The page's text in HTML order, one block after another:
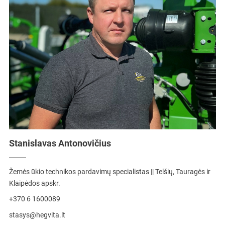
Stanislavas Antonovičius
Žemės ūkio technikos pardavimų specialistas || Telšių, Tauragės ir
Klaipėdos apskr.
+370 6 1600089
stasys@hegvita.lt